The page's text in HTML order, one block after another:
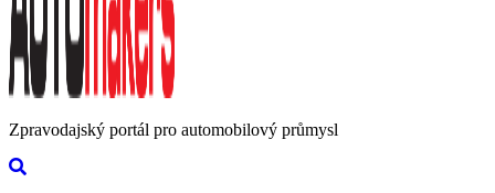
Zpravodajský portál pro automobilový průmysl